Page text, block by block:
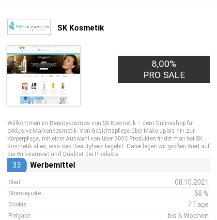
SK Kosmetik
8,00%
PRO SALE
Willkommen im Beautykosmos von SK Kosmetik – dem Onlineshop für
exklusive Markenkosmetik. Von Gesichtspflege über Make-up bis hin zur
Körperpflege, mit einer Auswahl von über 3000 Produkten findet man bei SK
Kosmetik alles, was das Beautyherz begehrt. Dabei legen wir großen Wert auf
die Wirksamkeit und Qualität der Produkte.
33 Werbemittel
Start 08.10.2021
Stornoquote 58 %
Cookie 7 Tage
Freigabe bis 6 Wochen